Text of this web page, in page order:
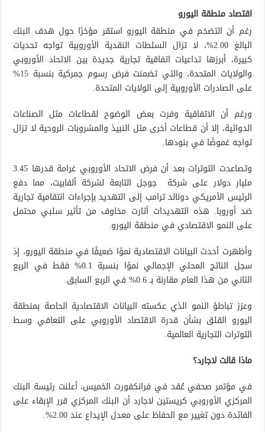
اقتصاد منطقة اليورو
رغم أن التضخم في منطقة اليورو استقر مؤخرًا حول هدف البنك
البالغ 2.00%، لا تزال السلطات النقدية الأوروبية تواجه تحديات
كبيرة، أبرزها تداعيات اتفاقية تجارية جديدة بين الاتحاد الأوروبي
والولايات المتحدة، والتي تضمنت فرض رسوم جمركية بنسبة 15%
على الصادرات الأوروبية إلى الولايات المتحدة.
ورغم أن الاتفاقية وفرت بعض الوضوح لقطاعات مثل الصناعات
الدوائية، إلا أن قطاعات أخرى مثل النبيذ والمشروبات الروحية لا تزال
تواجه غموضًا في بنودها.
وتصاعدت التوترات بعد أن فرض الاتحاد الأوروبي غرامة قدرها 3.45
مليار دولار على شركة جوجل التابعة لشركة ألفابيت، مما دفع
الرئيس الأمريكي دونالد ترامب إلى التهديد بإجراءات انتقامية تجارية
ضد أوروبا. هذه التهديدات أثارت مخاوف من تأثير سلبي محتمل
على النمو الاقتصادي في منطقة اليورو.
وأظهرت أحدث البيانات الاقتصادية نموًا ضعيفًا في منطقة اليورو، إذ
سجل الناتج المحلي الإجمالي نموًا بنسبة 0.1% فقط في الربع
الثاني من هذا العام مقارنة بـ 0.6% في الربع السابق.
وعزز تباطؤ النمو الذي عكسته البيانات الاقتصادية الحاصة بمنطقة
اليورو القلق بشأن قدرة الاقتصاد الأوروبي على التعافي وسط
التوترات التجارية العالمية.
ماذا قالت لاجارد؟
في مؤتمر صحفي عُقد في فرانكفورت الخميس، أعلنت رئيسة البنك
المركزي الأوروبي كريستين لاجارد أن البنك المركزي قرر الإبقاء على
الفائدة دون تغيير مع الحفاظ على معدل الإيداع عند 2.00%.